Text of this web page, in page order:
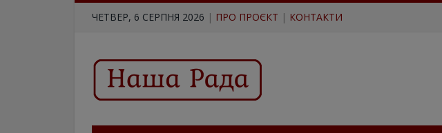
ЧЕТВЕР, 6 СЕРПНЯ 2026 | ПРО ПРОЄКТ | КОНТАКТИ